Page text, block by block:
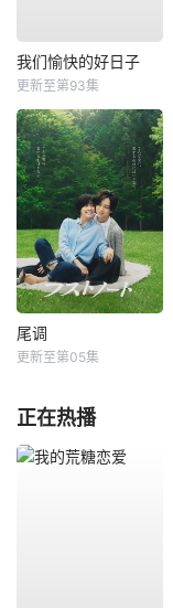
我们愉快的好日子
更新至第93集
尾调
更新至第05集
正在热播